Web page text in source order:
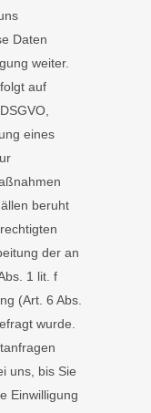
Daten
weiter.
auf
eines
beruht
der an
1 lit. f
(Art. 6 Abs.
wurde.
uns, bis Sie
Einwilligung